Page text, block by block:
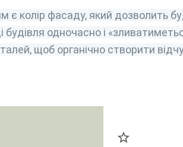
є колір фасаду, який дозволить
одночасно і
щоб органічно створити
star_border